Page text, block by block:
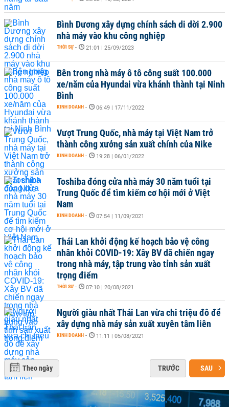
Bình Dương xây dựng chính sách di dời 2.900
nhà máy vào khu công nghiệp
THỜI SỰ - 21:01 | 25/09/2023
Bên trong nhà máy ô tô công suất 100.000
xe/năm của Hyundai vừa khánh thành tại Ninh
Bình
KINH DOANH - 06:49 | 17/11/2022
Vượt Trung Quốc, nhà máy tại Việt Nam trở
thành công xưởng sản xuất chính của Nike
KINH DOANH - 19:28 | 06/01/2022
Toshiba đóng cửa nhà máy 30 năm tuổi tại
Trung Quốc để tìm kiếm cơ hội mới ở Việt
Nam
KINH DOANH - 07:54 | 11/09/2021
Thái Lan khởi động kế hoạch bảo vệ công
nhân khỏi COVID-19: Xây BV dã chiến ngay
trong nhà máy, tập trung vào tỉnh sản xuất
trọng điểm
THỜI SỰ - 07:10 | 20/08/2021
Người giàu nhất Thái Lan vừa chi triệu đô để
xây dựng nhà máy sản xuất xuyên tâm liên
KINH DOANH - 11:11 | 05/08/2021
Theo ngày TRƯỚC SAU